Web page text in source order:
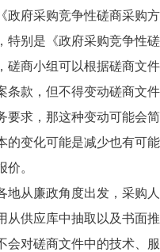
政府采购竞争性磋商采购
特别是《政府采购竞争性
磋商小组可以根据磋商文
条款，但不得变动磋商文
要求，那这种变动可能会
的变化可能是减少也有可
价。
从廉政角度出发，采购人
从供应库中抽取以及书面
会对磋商文件中的技术、